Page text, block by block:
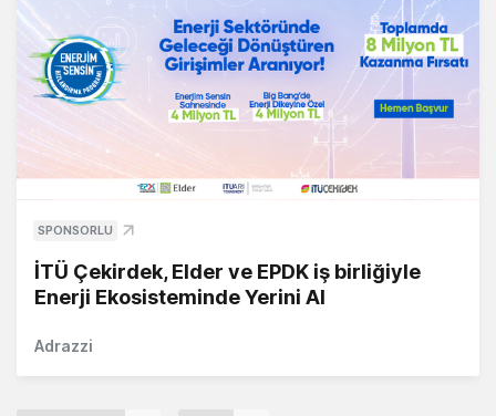
SPONSORLU
İTÜ Çekirdek, Elder ve EPDK iş birliğiyle
Enerji Ekosisteminde Yerini Al
Adrazzi